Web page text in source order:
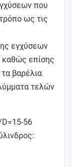
που
ως τις
εγχύσεων
καθώς επίσης
βαρέλια
τελών
56